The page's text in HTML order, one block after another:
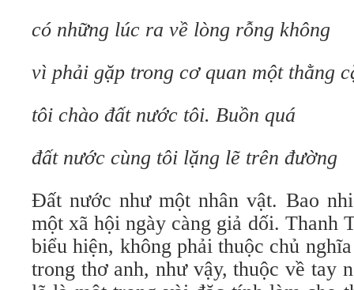
có những lúc ra về lòng rỗng không
vì phải gặp trong cơ quan một thằng
tôi chào đất nước tôi. Buồn quá
đất nước cùng tôi lặng lẽ trên đường
Đất nước như một nhân vật. Bao
một xã hội ngày càng giả dối. Thanh
biểu hiện, không phải thuộc chủ
trong thơ anh, như vậy, thuộc về tay